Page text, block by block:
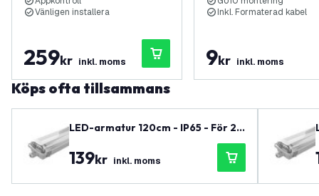
Vänligen installera
259kr inkl. moms
Inkl. Formaterad kabel
9kr inkl. moms
Köps ofta tillsammans
LED-armatur 120cm - IP65 - För 2x
LED-lysör - Rostfria clips - 2 års ga
ranti
139kr inkl. moms